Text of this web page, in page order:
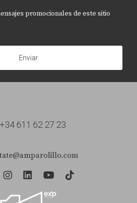
promocionales de este sitio
Enviar
+34 611 62 27 23